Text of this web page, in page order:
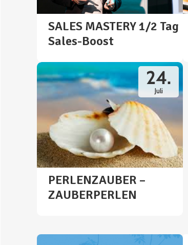
SALES MASTERY 1/2 Tag
Sales-Boost
24.
Juli
PERLENZAUBER –
ZAUBERPERLEN